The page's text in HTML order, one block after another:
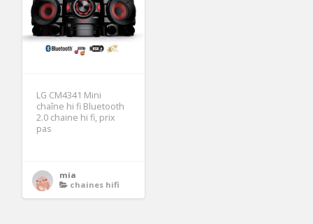
LG CM4341 Mini
chaîne hi fi Bluetooth
2.0 chaine hi fi, prix
pas
mia
chaines hifi